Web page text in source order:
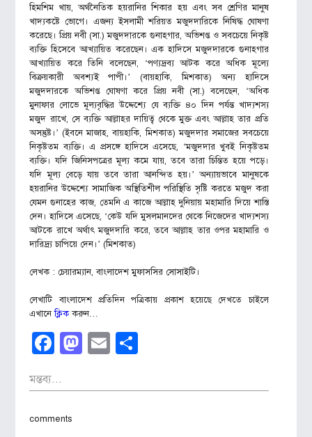
হিমশিম খায়, অর্থনৈতিক হয়রানির শিকার হয় এবং সব শ্রেণির মানুষ
খাদ্যকষ্টে ভোগে। এজন্য ইসলামী শরিয়ত মজুদদারিকে নিষিদ্ধ ঘোষণা
করেছে। প্রিয় নবী (সা.) মজুদদারকে গুনাহগার, অভিশপ্ত ও সবচেয়ে নিকৃষ্ট
ব্যক্তি হিসেবে আখ্যায়িত করেছেন। এক হাদিসে মজুদদারকে গুনাহগার
আখ্যায়িত করে তিনি বলেছেন, ‘পণ্যদ্রব্য আটক করে অধিক মূল্যে
বিক্রয়কারী অবশ্যই পাপী।’ (বায়হাকি, মিশকাত) অন্য হাদিসে
মজুদদারকে অভিশপ্ত ঘোষণা করে প্রিয় নবী (সা.) বলেছেন, ‘অধিক
মুনাফার লোভে মূল্যবৃদ্ধির উদ্দেশ্যে যে ব্যক্তি ৪০ দিন পর্যন্ত খাদ্যশস্য
মজুদ রাখে, সে ব্যক্তি আল্লাহর দায়িত্ব থেকে মুক্ত এবং আল্লাহ তার প্রতি
অসন্তুষ্ট।’ (ইবনে মাজাহ, বায়হাকি, মিশকাত) মজুদদার সমাজের সবচেয়ে
নিকৃষ্টতম ব্যক্তি। এ প্রসঙ্গে হাদিসে এসেছে, ‘মজুদদার খুবই নিকৃষ্টতম
ব্যক্তি। যদি জিনিসপত্রের মূল্য কমে যায়, তবে তারা চিন্তিত হয়ে পড়ে।
যদি মূল্য বেড়ে যায় তবে তারা আনন্দিত হয়।’ অন্যায়ভাবে মানুষকে
হয়রানির উদ্দেশ্যে সামাজিক অস্থিতিশীল পরিস্থিতি সৃষ্টি করতে মজুদ করা
যেমন গুনাহের কাজ, তেমনি এ কাজে আল্লাহ দুনিয়ায় মহামারি দিয়ে শাস্তি
দেন। হাদিসে এসেছে, ‘কেউ যদি মুসলমানদের থেকে নিজেদের খাদ্যশস্য
আটকে রাখে অর্থাৎ মজুদদারি করে, তবে আল্লাহ তার ওপর মহামারি ও
দারিদ্র্য চাপিয়ে দেন।’ (মিশকাত)
লেখক : চেয়ারম্যান, বাংলাদেশ মুফাসসির সোসাইটি।
লেখাটি বাংলাদেশ প্রতিদিন পত্রিকায় প্রকাশ হয়েছে দেখতে চাইলে
এখানেক্লিককরুন…
Facebook
Mastodon
Email
মন্তব্য...
comments